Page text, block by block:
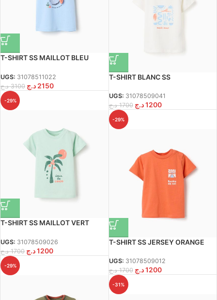
T-SHIRT SS MAILLOT BLEU
UGS: 31078511022
3100 د.ج 2150 د.ج
T-SHIRT BLANC SS
UGS: 31078509041
1700 د.ج 1200 د.ج
-29%
T-SHIRT SS MAILLOT VERT
UGS: 31078509026
1700 د.ج 1200د.ج
-29%
T-SHIRT SS JERSEY ORANGE
UGS: 31078509012
1700 د.ج 1200 د.ج
-29%
-31%